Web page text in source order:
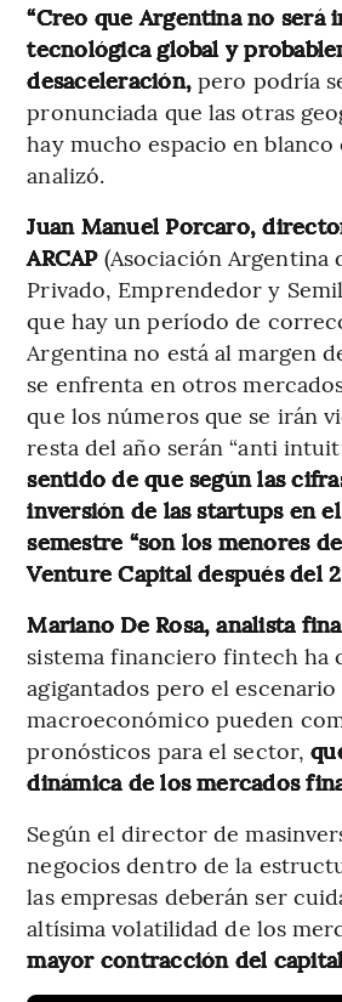
“Creo que Argentina no será
tecnológica global y
desaceleración, pero podría
pronunciada que las otras
hay mucho espacio en blanco
analizó.
Juan Manuel Porcaro,
ARCAP (Asociación Argentina
Privado, Emprendedor y
que hay un período de
Argentina no está al margen
se enfrenta en otros
que los números que se irán
resta del año serán “anti
sentido de que según las
inversión de las startups en
semestre “son los menores
Venture Capital después del
Mariano De Rosa, analista
sistema financiero fintech ha
agigantados pero el escenario
macroeconómico pueden
pronósticos para el sector,
dinámica de los mercados
Según el director de
negocios dentro de la
las empresas deberán ser
altísima volatilidad de los
mayor contracción del